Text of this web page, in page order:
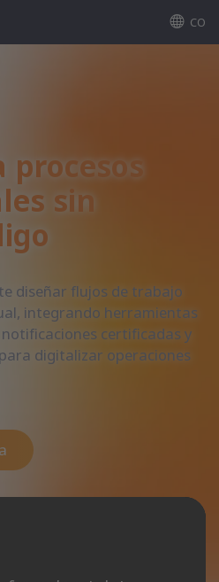
CO
sin
diseñar flujos de trabajo
integrando herramientas
certificadas y
digitalizar operaciones